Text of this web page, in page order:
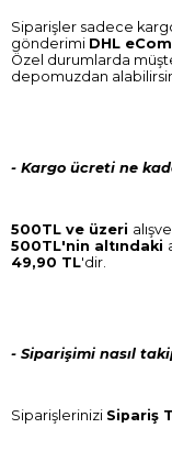
Siparişler sadece
gönderimi DHL
Özel durumlarda
depomuzdan
- Kargo ücreti ne
500TL ve üzeri
500TL'nin altındaki
49,90 TL'dir.
- Siparişimi nasıl
Siparişlerinizi Sipariş